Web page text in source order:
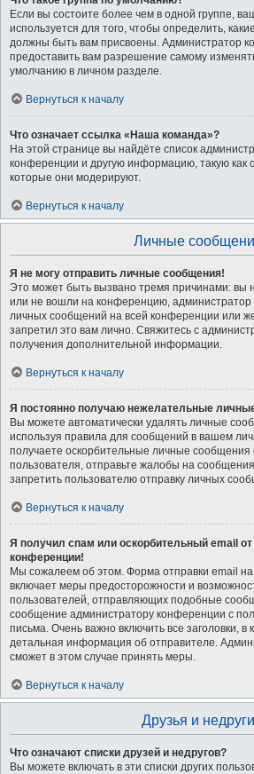
Если вы состоите более чем в одной группе,
используется для того, чтобы определить,
должны быть вам присвоены. Администратор
предоставить вам разрешение самому
умолчанию в личном разделе.
Вернуться к началу
Что означает ссылка «Наша команда»?
На этой странице вы найдёте список
конференции и другую информацию, такую как
которые они модерируют.
Вернуться к началу
Личные
Я не могу отправить личные сообщения!
Это может быть вызвано тремя причинами: вы
или не вошли на конференцию, администратор
личных сообщений на всей конференции или
запретил это вам лично. Свяжитесь с
получения дополнительной информации.
Вернуться к началу
Я постоянно получаю нежелательные
Вы можете автоматически удалять личные
используя правила для сообщений в вашем
получаете оскорбительные личные сообщения
пользователя, отправьте жалобы на
запретить пользователю отправку личных
Вернуться к началу
Я получил спам или оскорбительный email от
конференции!
Мы сожалеем об этом. Форма отправки email
включает меры предосторожности и
пользователей, отправляющих подобные
сообщение администратору конференции с
письма. Очень важно включить все заголовки, в
детальная информация об отправителе.
сможет в этом случае принять меры.
Вернуться к началу
Друзья и недруги
Что означают списки друзей и недругов?
Вы можете включать в эти списки других